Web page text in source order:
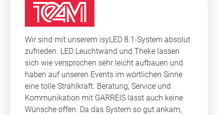
Wir sind mit unserem isyLED 8.1-System absolut
zufrieden. LED Leuchtwand und Theke lassen
sich wie versprochen sehr leicht aufbauen und
haben auf unseren Events im wörtlichen Sinne
eine tolle Strahlkraft. Beratung, Service und
Kommunikation mit GARREIS lässt auch keine
Wünsche offen. Da das System so gut ankam,